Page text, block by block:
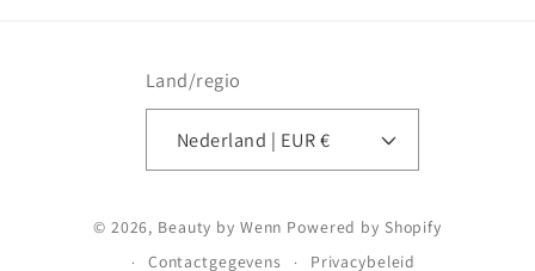
Land/regio
Nederland | EUR €
© 2026, Beauty by Wenn Powered by Shopify
Contactgegevens
Privacybeleid